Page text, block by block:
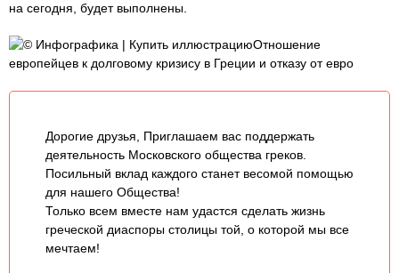
на сегодня, будет выполнены.
© Инфографика | Купить иллюстрациюОтношение
европейцев к долговому кризису в Греции и отказу от евро
Дорогие друзья, Приглашаем вас поддержать
деятельность Московского общества греков.
Посильный вклад каждого станет весомой помощью
для нашего Общества!
Только всем вместе нам удастся сделать жизнь
греческой диаспоры столицы той, о которой мы все
мечтаем!